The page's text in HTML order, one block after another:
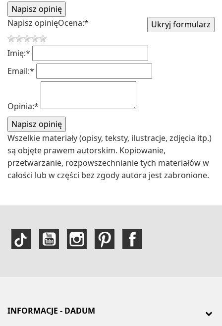
Napisz opinięOcena:*
Imię:*
Email:*
Opinia:*
Wszelkie materiały (opisy, teksty, ilustracje, zdjęcia itp.)
są objęte prawem autorskim. Kopiowanie,
przetwarzanie, rozpowszechnianie tych materiałów w
całości lub w części bez zgody autora jest zabronione.
INFORMACJE - DADUM